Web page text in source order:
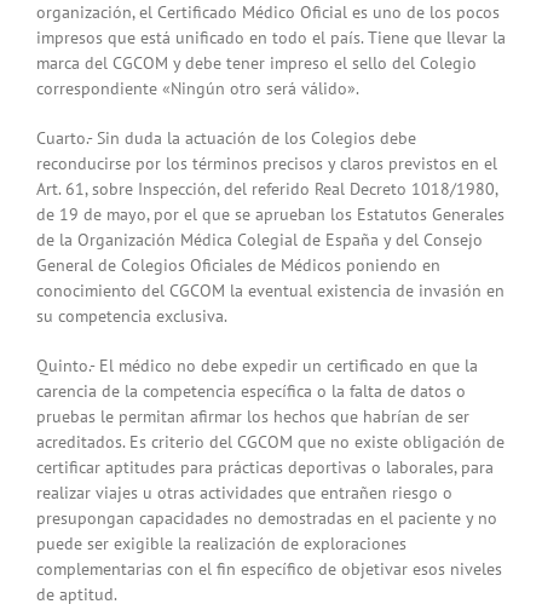
organización, el Certificado Médico Oficial es uno de los pocos
impresos que está unificado en todo el país. Tiene que llevar la
marca del CGCOM y debe tener impreso el sello del Colegio
correspondiente «Ningún otro será válido».
Cuarto.- Sin duda la actuación de los Colegios debe
reconducirse por los términos precisos y claros previstos en el
Art. 61, sobre Inspección, del referido Real Decreto 1018/1980,
de 19 de mayo, por el que se aprueban los Estatutos Generales
de la Organización Médica Colegial de España y del Consejo
General de Colegios Oficiales de Médicos poniendo en
conocimiento del CGCOM la eventual existencia de invasión en
su competencia exclusiva.
Quinto.- El médico no debe expedir un certificado en que la
carencia de la competencia específica o la falta de datos o
pruebas le permitan afirmar los hechos que habrían de ser
acreditados. Es criterio del CGCOM que no existe obligación de
certificar aptitudes para prácticas deportivas o laborales, para
realizar viajes u otras actividades que entrañen riesgo o
presupongan capacidades no demostradas en el paciente y no
puede ser exigible la realización de exploraciones
complementarias con el fin específico de objetivar esos niveles
de aptitud.